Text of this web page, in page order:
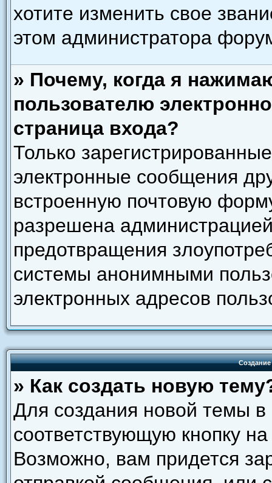
хотите изменить свое
этом администратора
» Почему, когда я
пользователю
страница входа?
Только
электронные сообщения
встроенную почтовую
разрешена
предотвращения
системы анонимными
электронных адресов
» Как создать новую
Для создания новой темы
соответствующую кнопку
Возможно, вам придется